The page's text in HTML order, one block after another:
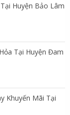
Huyện Bảo Lâm
Tại Huyện Đam
Khuyến Mãi Tại